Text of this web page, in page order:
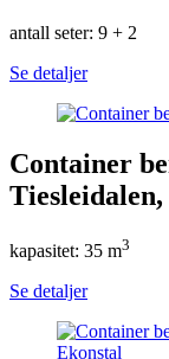
antall seter: 9 + 2
Se detaljer
Container
Tiesleidalen,
kapasitet: 35 m3
Se detaljer